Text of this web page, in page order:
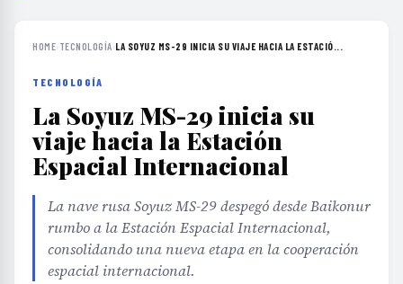
HOME› TECNOLOGÍA›LA SOYUZ MS-29 INICIA SU VIAJE HACIA LA ESTACIÓ...
TECNOLOGÍA
La Soyuz MS-29 inicia su
viaje hacia la Estación
Espacial Internacional
La nave rusa Soyuz MS-29 despegó desde Baikonur
rumbo a la Estación Espacial Internacional,
consolidando una nueva etapa en la cooperación
espacial internacional.